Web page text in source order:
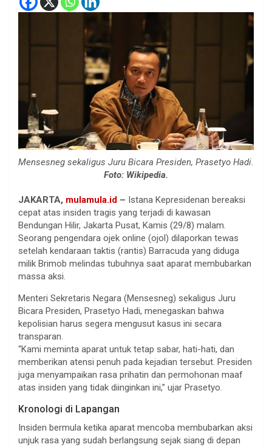
Mensesneg sekaligus Juru Bicara Presiden, Prasetyo Hadi.
Foto: Wikipedia.
JAKARTA, mulamula.id – Istana Kepresidenan bereaksi
cepat atas insiden tragis yang terjadi di kawasan
Bendungan Hilir, Jakarta Pusat, Kamis (29/8) malam.
Seorang pengendara ojek online (ojol) dilaporkan tewas
setelah kendaraan taktis (rantis) Barracuda yang diduga
milik Brimob melindas tubuhnya saat aparat membubarkan
massa aksi.
Menteri Sekretaris Negara (Mensesneg) sekaligus Juru
Bicara Presiden, Prasetyo Hadi, menegaskan bahwa
kepolisian harus segera mengusut kasus ini secara
transparan.
“Kami meminta aparat untuk tetap sabar, hati-hati, dan
memberikan atensi penuh pada kejadian tersebut. Presiden
juga menyampaikan rasa prihatin dan permohonan maaf
atas insiden yang tidak diinginkan ini,” ujar Prasetyo.
Kronologi di Lapangan
Insiden bermula ketika aparat mencoba membubarkan aksi
unjuk rasa yang sudah berlangsung sejak siang di depan